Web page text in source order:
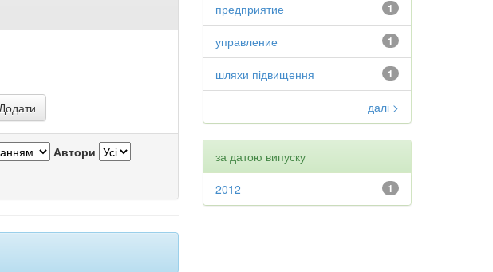
Автори
1
предприятие
1
управление
1
шляхи підвищення
далі >
за датою випуску
1
2012